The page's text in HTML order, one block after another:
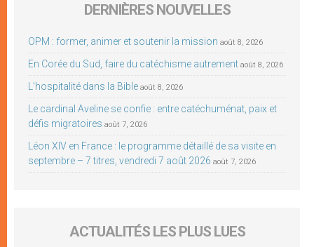
DERNIÈRES NOUVELLES
OPM : former, animer et soutenir la mission août 8, 2026
En Corée du Sud, faire du catéchisme autrement août 8, 2026
L’hospitalité dans la Bible août 8, 2026
Le cardinal Aveline se confie : entre catéchuménat, paix et
défis migratoires août 7, 2026
Léon XIV en France : le programme détaillé de sa visite en
septembre – 7 titres, vendredi 7 août 2026 août 7, 2026
ACTUALITÉS LES PLUS LUES